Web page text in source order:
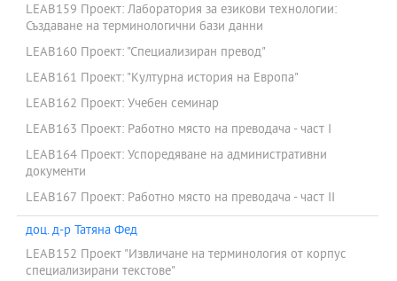
LEAB159 Проект: Лаборатория за езикови технологии:
Създаване на терминологични бази данни
LEAB160 Проект: "Специализиран превод"
LEAB161 Проект: "Културна история на Европа"
LEAB162 Проект: Учебен семинар
LEAB163 Проект: Работно място на преводача - част I
LEAB164 Проект: Успоредяване на административни
документи
LEAB167 Проект: Работно място на преводача - част II
доц. д-р Татяна Фед
LEAB152 Проект "Извличане на терминология от корпус
специализирани текстове"